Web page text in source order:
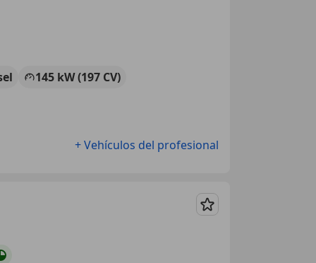
145 kW (197 CV)
+ Vehículos del profesional
Guardar